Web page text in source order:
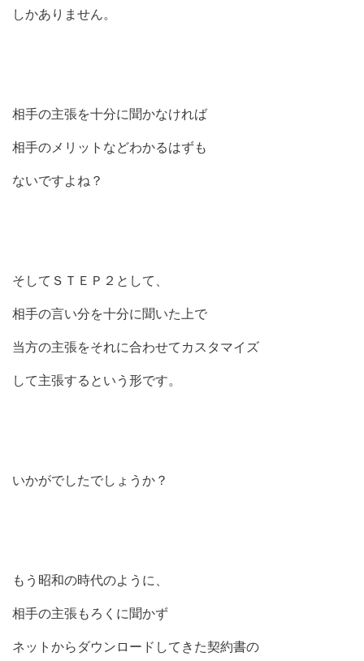
しかありません。
相手の主張を十分に聞かなければ
相手のメリットなどわかるはずも
ないですよね？
そしてＳＴＥＰ２として、
相手の言い分を十分に聞いた上で
当方の主張をそれに合わせてカスタマイズ
して主張するという形です。
いかがでしたでしょうか？
もう昭和の時代のように、
相手の主張もろくに聞かず
ネットからダウンロードしてきた契約書の